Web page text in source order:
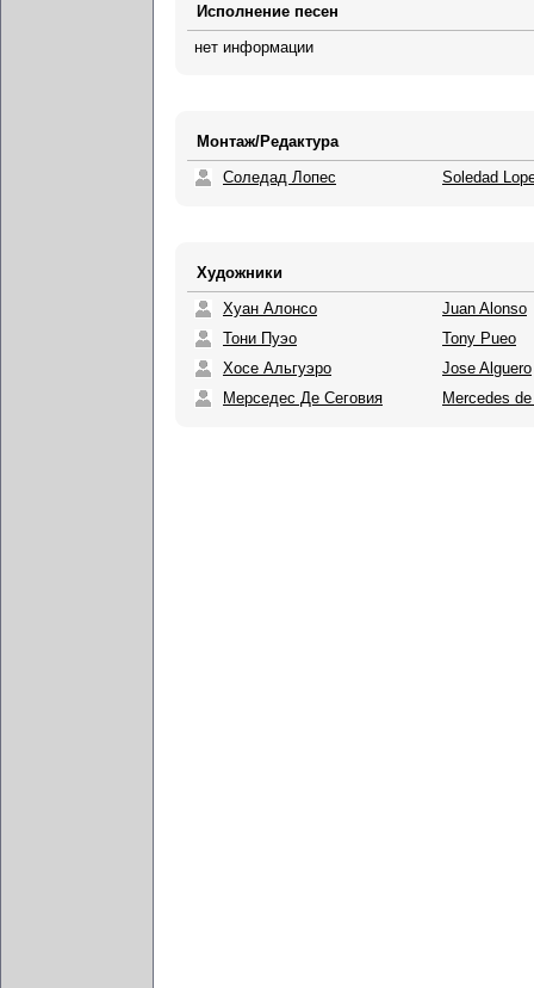
Исполнение песен
нет информации
Монтаж/Редактура
Соледад Лопес
Soledad
Художники
Хуан Алонсо
Juan Alonso
Тони Пуэо
Tony Pueo
Хосе Альгуэро
Jose Alguero
Мерседес Де Сеговия
Mercedes